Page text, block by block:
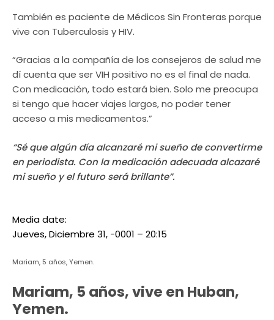
También es paciente de Médicos Sin Fronteras porque
vive con Tuberculosis y HIV.
“Gracias a la compañía de los consejeros de salud me
dí cuenta que ser VIH positivo no es el final de nada.
Con medicación, todo estará bien. Solo me preocupa
si tengo que hacer viajes largos, no poder tener
acceso a mis medicamentos.”
“Sé que algún día alcanzaré mi sueño de convertirme
en periodista. Con la medicación adecuada alcazaré
mi sueño y el futuro será brillante”.
Media date:
Jueves, Diciembre 31, -0001 – 20:15
Mariam, 5 años, Yemen.
Mariam, 5 años, vive en Huban,
Yemen.